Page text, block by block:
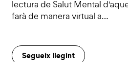
lectura de Salut Mental
farà de manera virtual a…
Segueix llegint